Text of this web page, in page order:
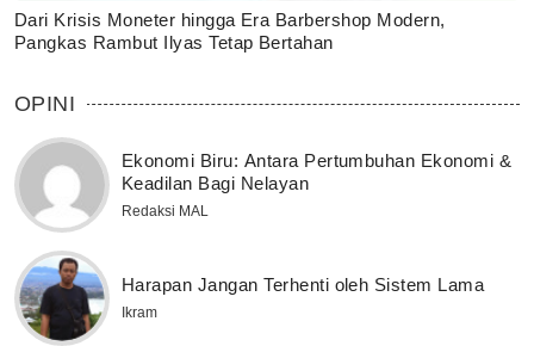
Dari Krisis Moneter hingga Era Barbershop Modern,
Pangkas Rambut Ilyas Tetap Bertahan
OPINI
Ekonomi Biru: Antara Pertumbuhan Ekonomi &
Keadilan Bagi Nelayan
Redaksi MAL
Harapan Jangan Terhenti oleh Sistem Lama
Ikram